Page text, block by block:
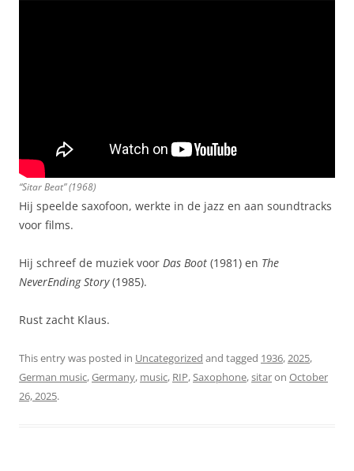
“Sitar Beat” (1968)
Hij speelde saxofoon, werkte in de jazz en aan soundtracks
voor films.
Hij schreef de muziek voor Das Boot (1981) en The
NeverEnding Story(1985).
Rust zacht Klaus.
This entry was posted in Uncategorized and tagged 1936,2025,
German music,Germany, music, RIP,Saxophone,sitaron October
26, 2025.